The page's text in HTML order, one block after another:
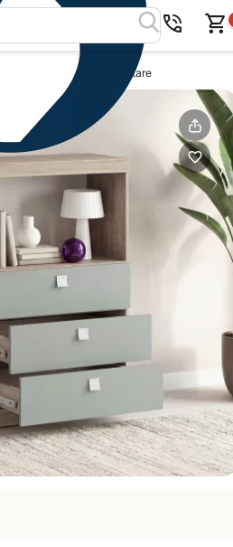
Comoda inalta LINEA, 3 sertare